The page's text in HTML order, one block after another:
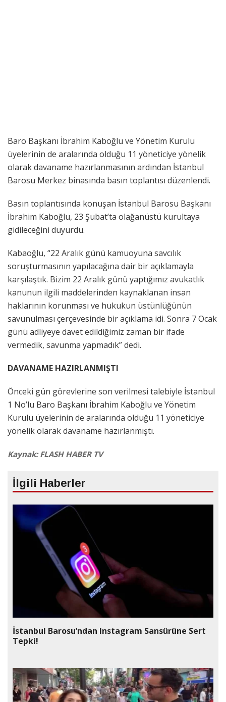
Baro Başkanı İbrahim Kaboğlu ve Yönetim Kurulu
üyelerinin de aralarında olduğu 11 yöneticiye yönelik
olarak davaname hazırlanmasının ardından İstanbul
Barosu Merkez binasında basın toplantısı düzenlendi.
Basın toplantısında konuşan İstanbul Barosu Başkanı
İbrahim Kaboğlu, 23 Şubat’ta olağanüstü kurultaya
gidileceğini duyurdu.
Kabaoğlu, “22 Aralık günü kamuoyuna savcılık
soruşturmasının yapılacağına dair bir açıklamayla
karşılaştık. Bizim 22 Aralık günü yaptığımız avukatlık
kanunun ilgili maddelerinden kaynaklanan insan
haklarının korunması ve hukukun üstünlüğünün
savunulması çerçevesinde bir açıklama idi. Sonra 7 Ocak
günü adliyeye davet edildiğimiz zaman bir ifade
vermedik, savunma yapmadık” dedi.
DAVANAME HAZIRLANMIŞTI
Önceki gün görevlerine son verilmesi talebiyle İstanbul
1 No’lu Baro Başkanı İbrahim Kaboğlu ve Yönetim
Kurulu üyelerinin de aralarında olduğu 11 yöneticiye
yönelik olarak davaname hazırlanmıştı.
Kaynak: FLASH HABER TV
İlgili Haberler
İstanbul Barosu’ndan Instagram Sansürüne Sert
Tepki!